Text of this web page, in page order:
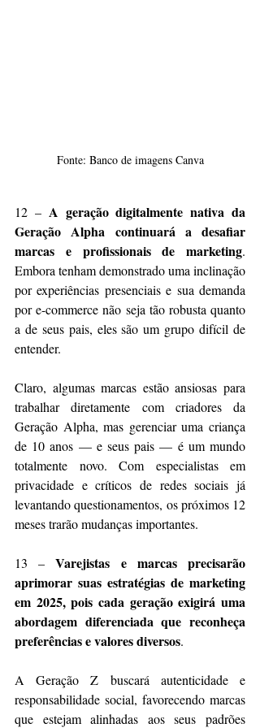
Fonte: Banco de imagens Canva
12 – A geração digitalmente nativa da
Geração Alpha continuará a desafiar
marcas e profissionais de marketing.
Embora tenham demonstrado uma inclinação
por experiências presenciais e sua demanda
por e-commerce não seja tão robusta quanto
a de seus pais, eles são um grupo difícil de
entender.
Claro, algumas marcas estão ansiosas para
trabalhar diretamente com criadores da
Geração Alpha, mas gerenciar uma criança
de 10 anos — e seus pais — é um mundo
totalmente novo. Com especialistas em
privacidade e críticos de redes sociais já
levantando questionamentos, os próximos 12
meses trarão mudanças importantes.
13 – Varejistas e marcas precisarão
aprimorar suas estratégias de marketing
em 2025, pois cada geração exigirá uma
abordagem diferenciada que reconheça
preferências e valores diversos.
A Geração Z buscará autenticidade e
responsabilidade social, favorecendo marcas
que estejam alinhadas aos seus padrões